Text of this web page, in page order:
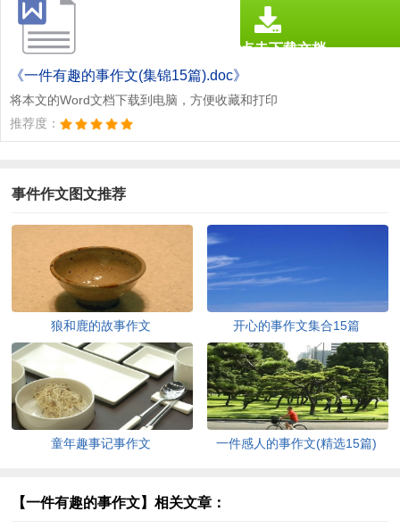
《一件有趣的事作文(集锦15篇).doc》
将本文的Word文档下载到电脑，方便收藏和打印
推荐度：
点击下载文档
事件作文图文推荐
狼和鹿的故事作文 开心的事作文集合15篇
童年趣事记事作文 一件感人的事作文(精选15篇)
【一件有趣的事作文】相关文章：